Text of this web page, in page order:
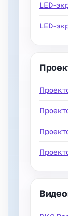
LED-
LED-